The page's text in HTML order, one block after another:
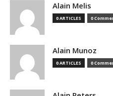
Alain Melis
0 ARTICLES 0
Alain Munoz
0 ARTICLES 0